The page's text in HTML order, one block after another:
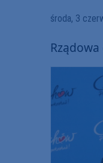
środa, 3